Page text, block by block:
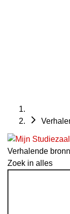
Verhalende
Zoek in alles